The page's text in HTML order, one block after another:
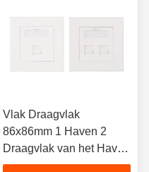
Vlak Draagvlak
86x86mm 1 Haven 2
Draagvlak van het Haven
het Witte Netwerk